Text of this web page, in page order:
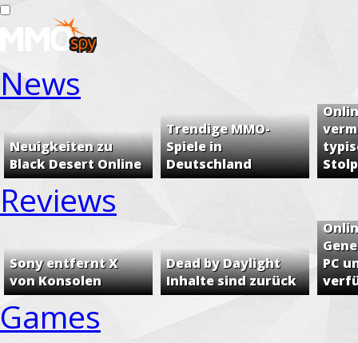
News
Neuigkeiten zu
Black Desert Online
Trendige MMO-
Spiele in
Deutschland
Reviews
Sony entfernt X
von Konsolen
Dead by Daylight
Inhalte sind zurück
PC
Games